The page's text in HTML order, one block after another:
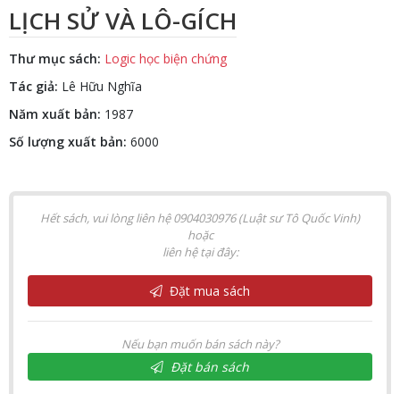
LỊCH SỬ VÀ LÔ-GÍCH
Thư mục sách: Logic học biện chứng
Tác giả: Lê Hữu Nghĩa
Năm xuất bản: 1987
Số lượng xuất bản: 6000
Hết sách, vui lòng liên hệ 0904030976 (Luật sư Tô Quốc Vinh)
hoặc
liên hệ tại đây:
Đặt mua sách
Nếu bạn muốn bán sách này?
Đặt bán sách